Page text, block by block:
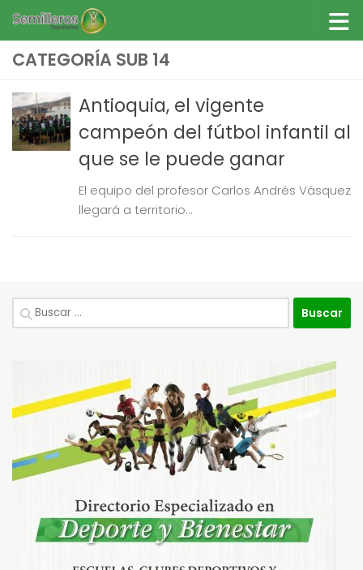
Saltar al contenido
CATEGORÍA SUB 14
Antioquia, el vigente
campeón del fútbol infantil al
que se le puede ganar
El equipo del profesor Carlos Andrés Vásquez
llegará a territorio...
Buscar: